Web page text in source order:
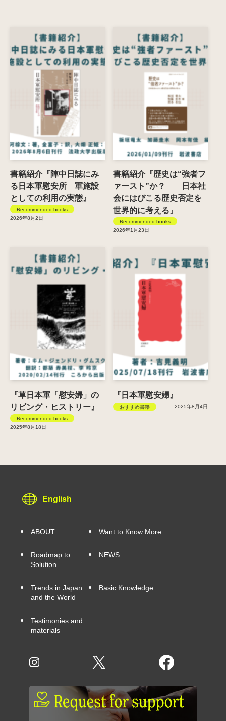
書籍紹介『陣中日誌にみ
る日本軍慰安所 軍施設
としての利用の実態』
Recommended books
2026年8月2日
書籍紹介『歴史は“強者フ
ァースト”か？ 日本社
会にはびこる歴史否定を
世界的に考える』
Recommended books
2026年1月23日
『草日本軍「慰安婦」の
リビング・ヒストリー』
Recommended books
2025年8月18日
『日本軍慰安婦』
おすすめ書籍 2025年8月4日
English
ABOUT Want to Know More
Roadmap to
Solution
NEWS
Trends in Japan
and the World
Basic Knowledge
Testimonies and
materials